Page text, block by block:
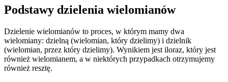
Podstawy dzielenia wielomianów
Dzielenie wielomianów to proces, w którym mamy dwa
wielomiany: dzielną (wielomian, który dzielimy) i dzielnik
(wielomian, przez który dzielimy). Wynikiem jest iloraz, który jest
również wielomianem, a w niektórych przypadkach otrzymujemy
również resztę.